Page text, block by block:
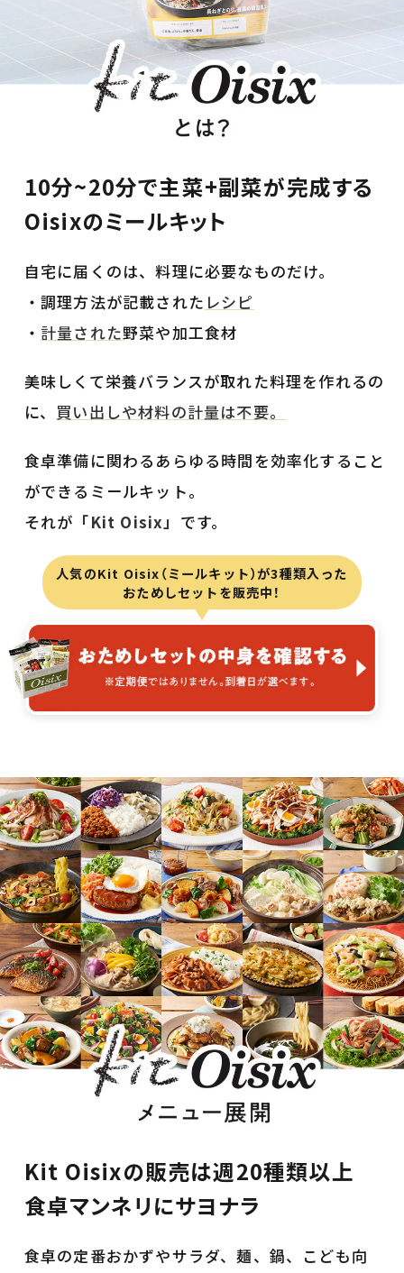
10分~20分で主菜+副菜が完成する
Oisixのミールキット
自宅に届くのは、料理に必要なものだけ。
・調理方法が記載された レシピ
・ 計量された野菜や加工食材
美味しくて栄養バランスが取れた料理を作れるの
に、 買い出しや材料の計量は不要。
食卓準備に関わるあらゆる時間を効率化すること
ができるミールキット。
それが 「Kit Oisix」 です。
人気のKit Oisix（ミールキット）が3種類入った
おためしセットを販売中！
Kit Oisixの販売は週20種類以上
食卓マンネリにサヨナラ
食卓の定番おかずやサラダ、麺、鍋、こども向